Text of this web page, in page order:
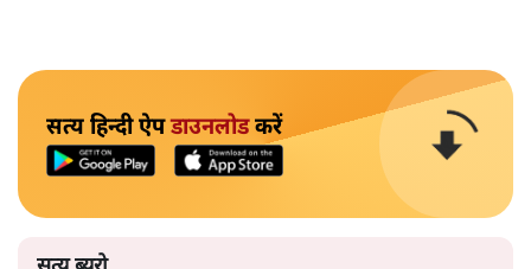
सत्य हिन्दी ऐपडाउनलोडकरें